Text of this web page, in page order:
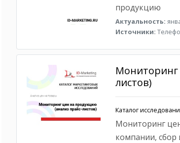
продукцию
Актуальность:
Источники:
Мониторинг
листов)
Каталог
Мониторинг
компании, сбор